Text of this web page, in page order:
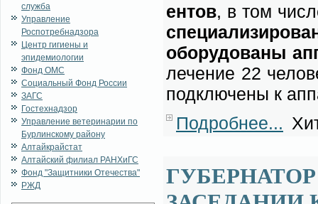
служба
Управление
Роспотребнадзора
Центр гигиены и
эпидемиологии
Фонд ОМС
Социальный Фонд России
ЗАГС
Гостехнадзор
Управление ветеринарии по
Бурлинскому району
Алтайкрайстат
Алтайский филиал РАНХиГС
Фонд "Защитники Отечества"
РЖД
ен­тов, в том
обо­ру­до­ва­ны
ле­че­ние 22
под­клю­че­ны к
Подробнее...